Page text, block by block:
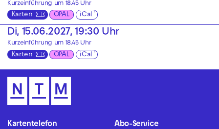
Kurzeinführung um 18.45 Uhr
Karten OPAL iCal
Di, 15.06.2027, 19:30 Uhr
Kurzeinführung um 18.45 Uhr
Karten OPAL iCal
Kartentelefon Abo-Service